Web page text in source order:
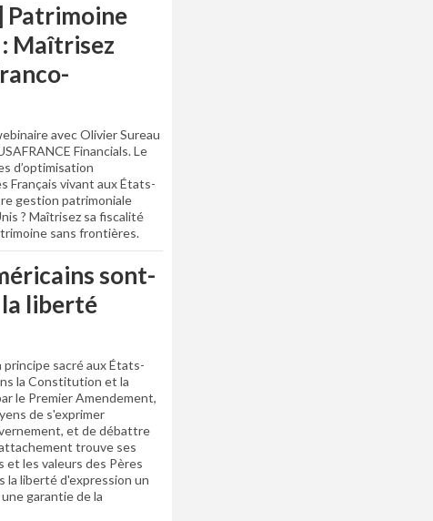
Patrimoine
Maîtrisez
avec Olivier Sureau
Financials. Le
d’optimisation
Français vivant aux États-
gestion patrimoniale
? Maîtrisez sa fiscalité
sans frontières.
sont-
liberté
sacré aux États-
la Constitution et la
le Premier Amendement,
de s'exprimer
et de débattre
trouve ses
et les valeurs des Pères
la liberté d'expression un
garantie de la